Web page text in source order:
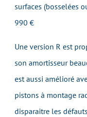
surfaces (bosselées
990 €
Une version R est
son amortisseur
est aussi amélioré
pistons à montage
disparaitre les